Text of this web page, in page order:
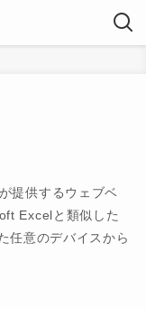
提供するウェブベ
Excelと類似した
任意のデバイスから